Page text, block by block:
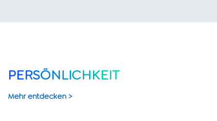
PERSÖNLICHKEIT
Mehr entdecken >